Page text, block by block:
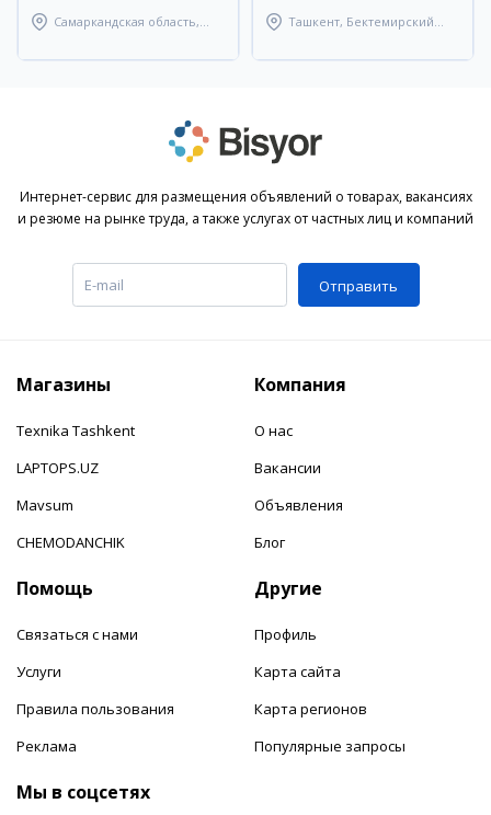
Самаркандская область,
Ташкент, Бектемирский
Интернет-сервис для размещения объявлений о товарах, вакансиях
и резюме на рынке труда, а также услугах от частных лиц и компаний
Отправить
Магазины
Texnika Tashkent
LAPTOPS.UZ
Mavsum
CHEMODANCHIK
Компания
О нас
Вакансии
Объявления
Блог
Помощь
Связаться с нами
Услуги
Правила пользования
Реклама
Другие
Профиль
Карта сайта
Карта регионов
Популярные запросы
Мы в соцсетях